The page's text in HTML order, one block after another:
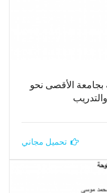
بجامعة الأقصى نحو
تحميل مجاني